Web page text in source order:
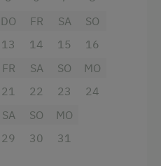
DO
13
FR
14
SA
15
SO
16
FR
21
SA
22
SO
23
MO
24
SA
29
SO
30
MO
31